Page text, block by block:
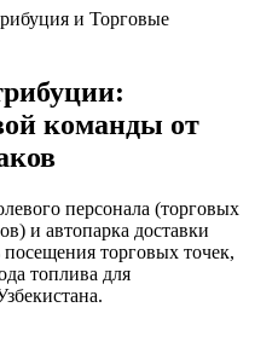
и Торговые
команды от
персонала (торговых
и автопарка доставки
торговых точек,
топлива для